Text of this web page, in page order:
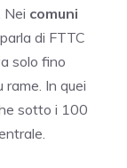
Nei comuni
di FTTC
solo fino
rame. In quei
sotto i 100